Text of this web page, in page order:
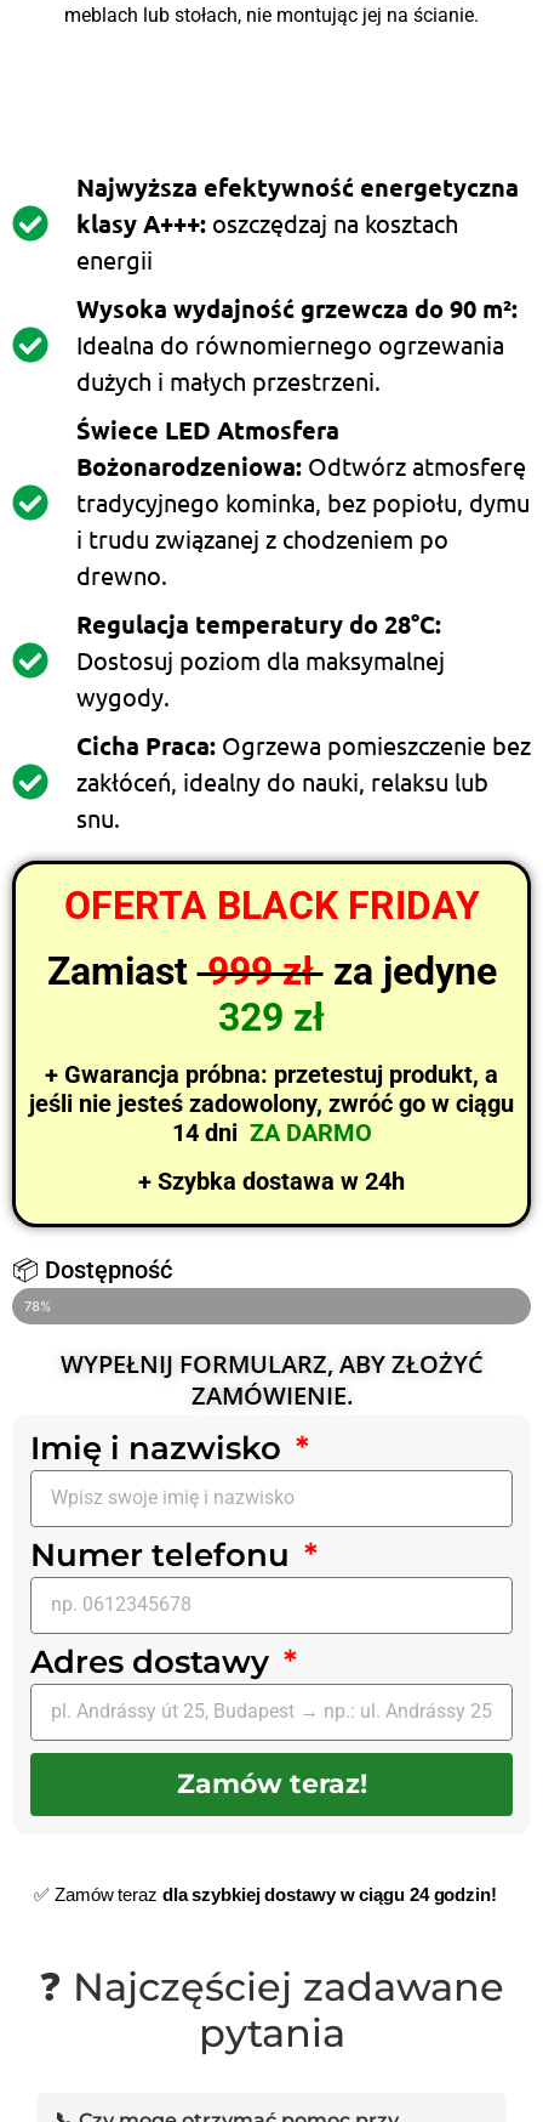
meblach lub stołach, nie montując jej na ścianie.
Najwyższa efektywność energetyczna
klasy A+++:oszczędzaj na kosztach
energii
Wysoka wydajność grzewcza do 90 m²:
Idealna do równomiernego ogrzewania
dużych i małych przestrzeni.
Świece LED Atmosfera
Bożonarodzeniowa:Odtwórz atmosferę
tradycyjnego kominka, bez popiołu, dymu
i trudu związanej z chodzeniem po
drewno.
Regulacja temperatury do 28°C:
Dostosuj poziom dla maksymalnej
wygody.
Cicha Praca:Ogrzewa pomieszczenie bez
zakłóceń, idealny do nauki, relaksu lub
snu.
OFERTA BLACK FRIDAY
Zamiast999 złza jedyne
329 zł
+ Gwarancja próbna: przetestuj produkt, a
jeśli nie jesteś zadowolony, zwróć go w ciągu
14 dni ZA DARMO
+ Szybka dostawa w 24h
📦 Dostępność
OSTATNIE 4 SZTUKI NA STANIE
78%
WYPEŁNIJ FORMULARZ, ABY ZŁOŻYĆ
ZAMÓWIENIE.
Imię i nazwisko
Numer telefonu
Adres dostawy
Zamów teraz!
✅ Zamów teraz dla szybkiej dostawy w ciągu 24 godzin!
❓ Najczęściej zadawane
pytania